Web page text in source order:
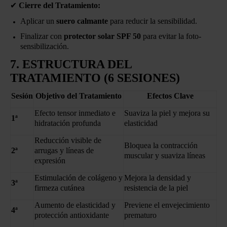
✔ Cierre del Tratamiento:
Aplicar un suero calmante para reducir la sensibilidad.
Finalizar con protector solar SPF 50 para evitar la foto-
sensibilización.
7. ESTRUCTURA DEL
TRATAMIENTO (6 SESIONES)
Sesión Objetivo del Tratamiento Efectos Clave
1ª
Efecto tensor inmediato e
hidratación profunda
Suaviza la piel y mejora su
elasticidad
2ª
Reducción visible de
arrugas y líneas de
expresión
Bloquea la contracción
muscular y suaviza líneas
3ª
Estimulación de colágeno y
firmeza cutánea
Mejora la densidad y
resistencia de la piel
4ª
Aumento de elasticidad y
protección antioxidante
Previene el envejecimiento
prematuro